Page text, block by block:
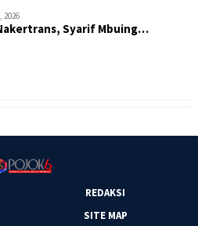
2026
Syarif Mbuing…
REDAKSI
SITE MAP